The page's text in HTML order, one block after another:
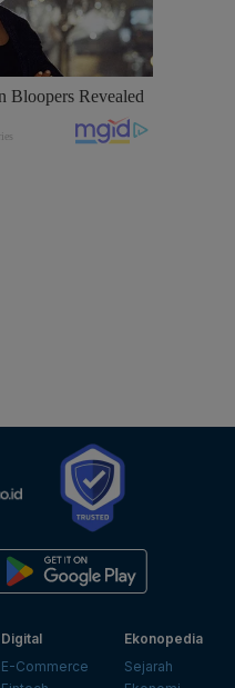
Digital
E-Commerce
Ekonopedia
Sejarah